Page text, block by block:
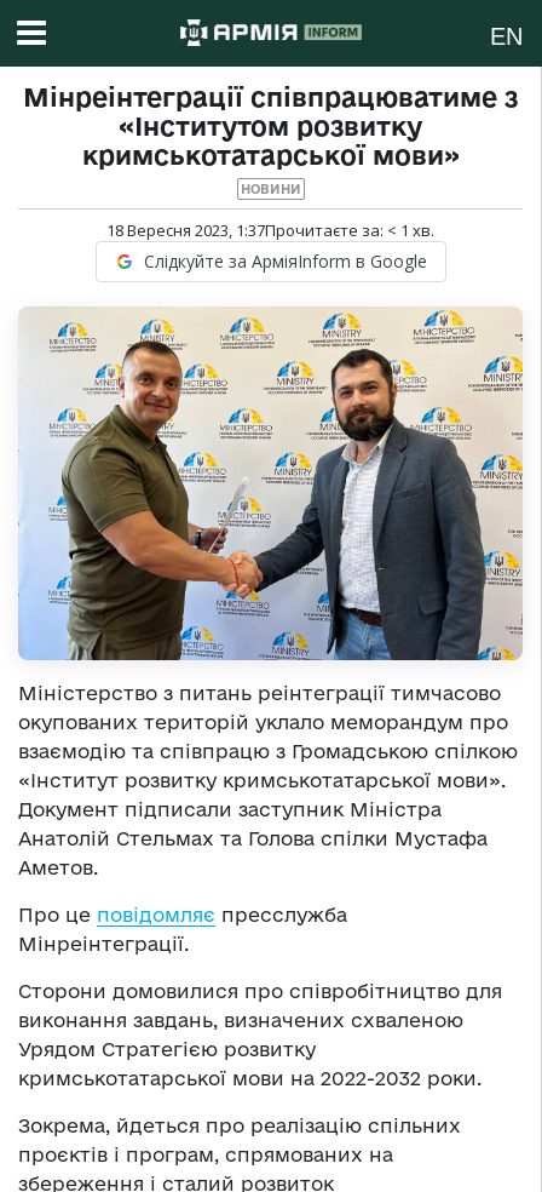
EN
Мінреінтеграції співпрацюватиме з
«Інститутом розвитку
кримськотатарської мови»
НОВИНИ
18 Вересня 2023, 1:37Прочитаєте за: < 1 хв.
Слідкуйте за АрміяInform в Google
Міністерство з питань реінтеграції тимчасово
окупованих територій уклало меморандум про
взаємодію та співпрацю з Громадською спілкою
«Інститут розвитку кримськотатарської мови».
Документ підписали заступник Міністра
Анатолій Стельмах та Голова спілки Мустафа
Аметов.
Про це повідомляє пресслужба
Мінреінтеграції.
Сторони домовилися про співробітництво для
виконання завдань, визначених схваленою
Урядом Стратегією розвитку
кримськотатарської мови на 2022-2032 роки.
Зокрема, йдеться про реалізацію спільних
проєктів і програм, спрямованих на
збереження і сталий розвиток